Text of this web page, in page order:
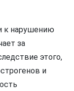
к нарушению
за
этого,
и